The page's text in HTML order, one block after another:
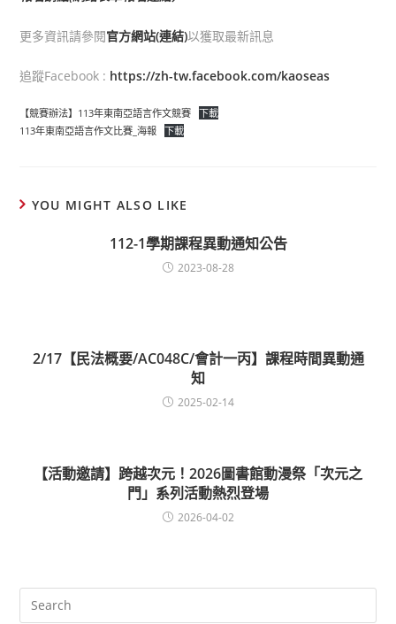
更多資訊請參閱官方網站(連結)以獲取最新訊息
追蹤Facebook : https://zh-tw.facebook.com/kaoseas
【競賽辦法】113年東南亞語言作文競賽 下載
113年東南亞語言作文比賽_海報 下載
YOU MIGHT ALSO LIKE
112-1學期課程異動通知公告
2023-08-28
2/17【民法概要/AC048C/會計一丙】課程時間異動通
知
2025-02-14
【活動邀請】跨越次元！2026圖書館動漫祭「次元之
門」系列活動熱烈登場
2026-04-02